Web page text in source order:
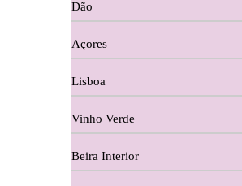
Cortes De Reguengo Douro
Digestivos
Divai - Alentejo
Dona Sancha Dão
Doroteia Douro
Dão
Açores
Lisboa
Vinho Verde
Beira Interior